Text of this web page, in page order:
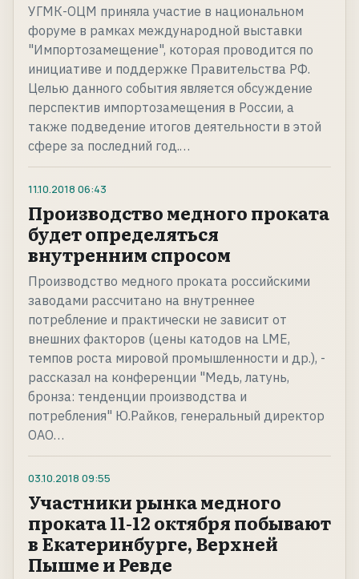
УГМК-ОЦМ приняла участие в национальном
форуме в рамках международной выставки
"Импортозамещение", которая проводится по
инициативе и поддержке Правительства РФ.
Целью данного события является обсуждение
перспектив импортозамещения в России, а
также подведение итогов деятельности в этой
сфере за последний год.…
11.10.2018 06:43
Производство медного проката
будет определяться
внутренним спросом
Производство медного проката российскими
заводами рассчитано на внутреннее
потребление и практически не зависит от
внешних факторов (цены катодов на LME,
темпов роста мировой промышленности и др.), -
рассказал на конференции "Медь, латунь,
бронза: тенденции производства и
потребления" Ю.Райков, генеральный директор
ОАО…
03.10.2018 09:55
Участники рынка медного
проката 11-12 октября побывают
в Екатеринбурге, Верхней
Пышме и Ревде